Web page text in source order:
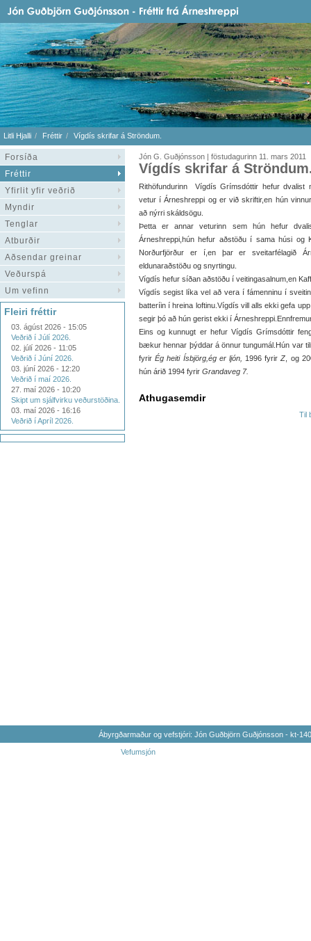
Litli Hjalli Fréttir Vígdís skrifar á Ströndum.
Forsíða
Fréttir
Yfirlit yfir veðrið
Myndir
Tenglar
Atburðir
Aðsendar greinar
Veðurspá
Um vefinn
Fleiri fréttir
03. ágúst 2026 - 15:05
Veðrið í Júlí 2026.
02. júlí 2026 - 11:05
Veðrið í Júní 2026.
03. júní 2026 - 12:20
Veðrið í maí 2026.
27. maí 2026 - 10:20
Skipt um sjálfvirku veðurstöðina.
03. maí 2026 - 16:16
Veðrið í Apríl 2026.
Jón G. Guðjónsson | föstudagurinn 11. mars 2011
Vígdís skrifar á
Rithöfundurinn Vígdís Grímsdóttir hefur dvalist
vetur í Árneshreppi og er við skriftir,en hún
að nýrri skáldsögu.
Þetta er annar veturinn sem hún hefur
Árneshreppi,hún hefur aðstöðu í sama húsi og
Norðurfjörður er í,en þar er sveitarfélagið
eldunaraðstöðu og snyrtingu.
Vígdís hefur síðan aðstöðu í veitingasalnum,en
Vígdís segist líka vel að vera í fámenninu í
batteríin í hreina loftinu.Vígdís vill alls ekki gefa
segir þó að hún gerist ekki í
Eins og kunnugt er hefur Vígdís Grímsdóttir
bækur hennar þýddar á önnur tungumál.Hún var
fyrirÉg heiti Ísbjörg,ég er ljón, 1996 fyrirZ , og
hún árið 1994 fyrir Grandaveg 7.
Athugasemdir
Til
Ábyrgðarmaður og vefstjóri: Jón Guðbjörn Guðjónsson - kt-
Vefumsjón